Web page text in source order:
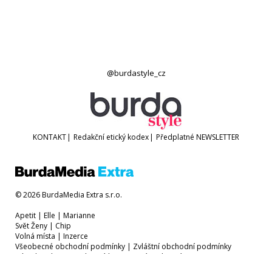
@burdastyle_cz
KONTAKT| Redakční etický kodex| Předplatné NEWSLETTER
© 2026 BurdaMedia Extra s.r.o.
Apetit | Elle | Marianne
Svět Ženy | Chip
Volná místa | Inzerce
Všeobecné obchodní podmínky | Zvláštní obchodní podmínky